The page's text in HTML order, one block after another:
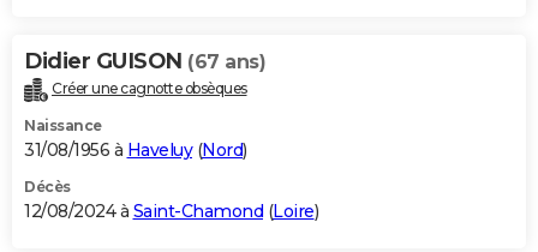
Bricolage
Lifestyle
Culture
Sport
Auto
Television
Voyage
Cinema
Didier GUISON (67 ans)
Créer une cagnotte obsèques
Naissance
31/08/1956 à Haveluy(Nord)
Décès
12/08/2024 à Saint-Chamond (Loire)